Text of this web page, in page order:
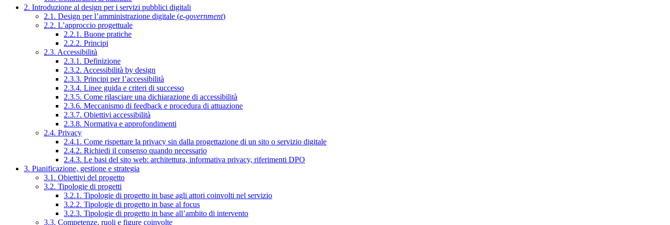
2. Introduzione al design per i servizi pubblici digitali
2.1. Design per l’amministrazione digitale (e-government)
2.2. L’approccio progettuale
2.2.1. Buone pratiche
2.2.2. Principi
2.3. Accessibilità
2.3.1. Definizione
2.3.2. Accessibilità by design
2.3.3. Principi per l’accessibilità
2.3.4. Linee guida e criteri di successo
2.3.5. Come rilasciare una dichiarazione di accessibilità
2.3.6. Meccanismo di feedback e procedura di attuazione
2.3.7. Obiettivi accessibilità
2.3.8. Normativa e approfondimenti
2.4. Privacy
2.4.1. Come rispettare la privacy sin dalla progettazione di un sito o servizio digitale
2.4.2. Richiedi il consenso quando necessario
2.4.3. Le basi del sito web: architettura, informativa privacy, riferimenti DPO
3. Pianificazione, gestione e strategia
3.1. Obiettivi del progetto
3.2. Tipologie di progetti
3.2.1. Tipologie di progetto in base agli attori coinvolti nel servizio
3.2.2. Tipologie di progetto in base al focus
3.2.3. Tipologie di progetto in base all’ambito di intervento
3.3. Competenze, ruoli e figure coinvolte